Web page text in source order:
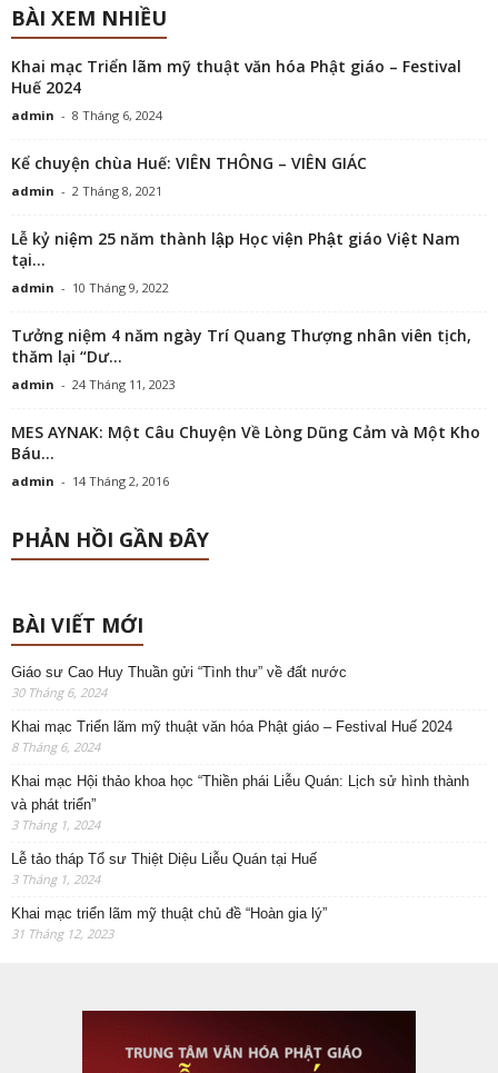
BÀI XEM NHIỀU
Khai mạc Triển lãm mỹ thuật văn hóa Phật giáo – Festival
Huế 2024
admin - 8 Tháng 6, 2024
Kể chuyện chùa Huế: VIÊN THÔNG – VIÊN GIÁC
admin - 2 Tháng 8, 2021
Lễ kỷ niệm 25 năm thành lập Học viện Phật giáo Việt Nam
tại...
admin - 10 Tháng 9, 2022
Tưởng niệm 4 năm ngày Trí Quang Thượng nhân viên tịch,
thăm lại “Dư...
admin - 24 Tháng 11, 2023
MES AYNAK: Một Câu Chuyện Về Lòng Dũng Cảm và Một Kho
Báu...
admin - 14 Tháng 2, 2016
PHẢN HỒI GẦN ĐÂY
BÀI VIẾT MỚI
Giáo sư Cao Huy Thuần gửi “Tình thư” về đất nước
30 Tháng 6, 2024
Khai mạc Triển lãm mỹ thuật văn hóa Phật giáo – Festival Huế 2024
8 Tháng 6, 2024
Khai mạc Hội thảo khoa học “Thiền phái Liễu Quán: Lịch sử hình thành
và phát triển”
3 Tháng 1, 2024
Lễ tảo tháp Tổ sư Thiệt Diệu Liễu Quán tại Huế
3 Tháng 1, 2024
Khai mạc triển lãm mỹ thuật chủ đề “Hoàn gia lý”
31 Tháng 12, 2023